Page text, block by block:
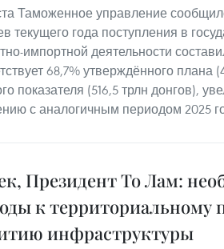
Таможенное управление
текущего года поступления в
импортной деятельности
68,7% утверждённого плана
показателя (516,5 трлн донгов),
с аналогичным периодом 2025
Президент То Лам:
к территориальному
инфраструктуры